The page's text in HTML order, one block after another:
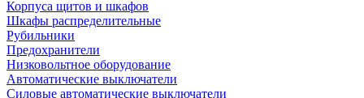
Корпуса щитов и шкафов
Шкафы распределительные
Рубильники
Предохранители
Низковольтное оборудование
Автоматические выключатели
Силовые автоматические выключатели